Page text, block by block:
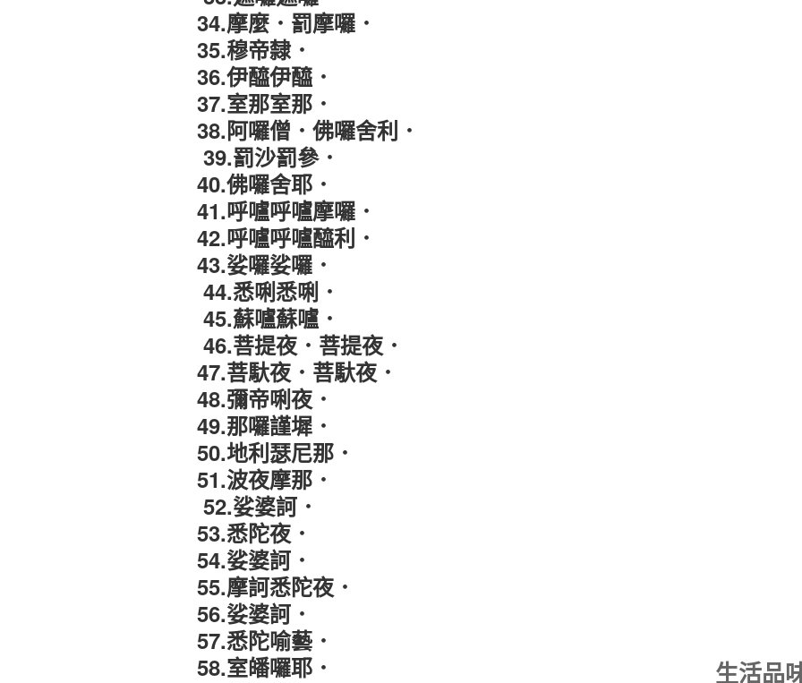
34.摩麼 ． 罰摩囉．
35.穆帝隸．
36.伊醯伊醯．
37.室那室那．
38.阿囉僧 ． 佛囉舍利．
39.罰沙罰參．
40.佛囉舍耶．
41.呼嚧呼嚧摩囉．
42.呼嚧呼嚧醯利．
43.娑囉娑囉 ．
44.悉唎悉唎．
45.蘇嚧蘇嚧．
46.菩提夜 ． 菩提夜．
47.菩馱夜 ． 菩馱夜．
48.彌帝唎夜．
49.那囉謹墀．
50.地利瑟尼那．
51.波夜摩那 ．
52.娑婆訶．
53.悉陀夜．
54.娑婆訶．
55.摩訶悉陀夜．
56.娑婆訶．
57.悉陀喻藝．
58.室皤囉耶．
生活品